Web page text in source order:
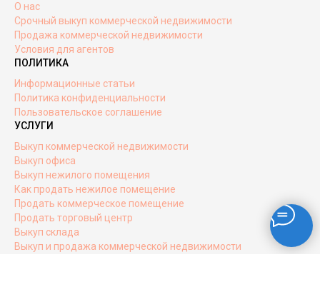
О нас
Срочный выкуп коммерческой недвижимости
Продажа коммерческой недвижимости
Условия для агентов
ПОЛИТИКА
Информационные статьи
Политика конфиденциальности
Пользовательское соглашение
УСЛУГИ
Выкуп коммерческой недвижимости
Выкуп офиса
Выкуп нежилого помещения
Как продать нежилое помещение
Продать коммерческое помещение
Продать торговый центр
Выкуп склада
Выкуп и продажа коммерческой недвижимости